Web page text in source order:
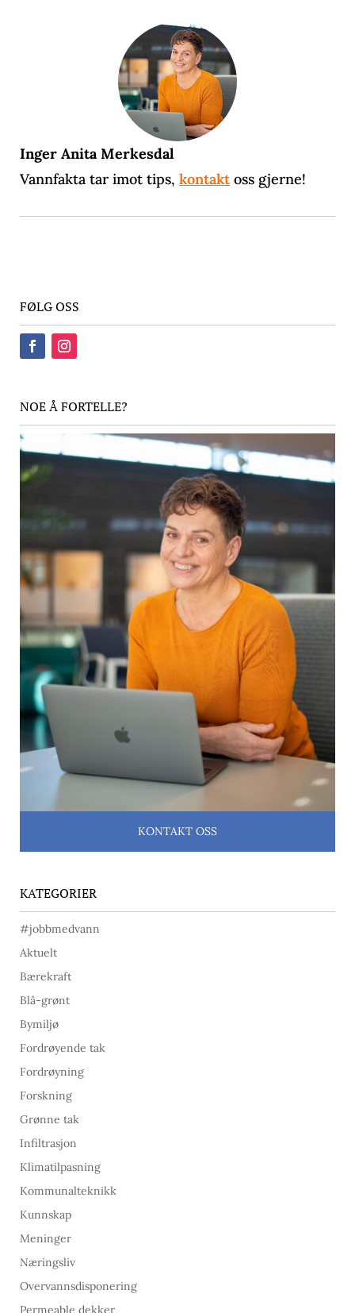
Inger Anita Merkesdal
Vannfakta tar imot tips, kontaktoss gjerne!
FØLG OSS
NOE Å FORTELLE?
KONTAKT OSS
KATEGORIER
#jobbmedvann
Aktuelt
Bærekraft
Blå-grønt
Bymiljø
Fordrøyende tak
Fordrøyning
Forskning
Grønne tak
Infiltrasjon
Klimatilpasning
Kommunalteknikk
Kunnskap
Meninger
Næringsliv
Overvannsdisponering
Permeable dekker